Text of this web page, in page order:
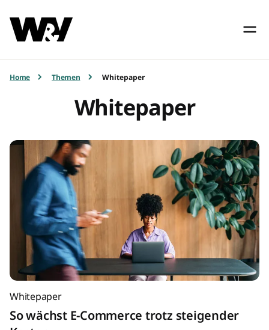
Home Themen Whitepaper
Whitepaper
Whitepaper
So wächst E-Commerce trotz steigender